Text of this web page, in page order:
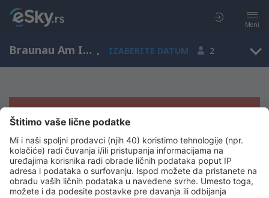
Meni
Braunau Am Inn, Upper Austria, Austrija , IZABERITE DATUM 2
Žao nam je, ne možemo da prikažemo
rezultate
Pokušajte još jednom kad izaberete druge kriterijume